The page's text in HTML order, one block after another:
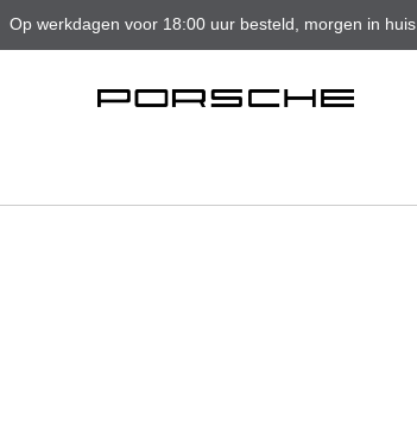
Op werkdagen voor 18:00 uur besteld, morgen in huis